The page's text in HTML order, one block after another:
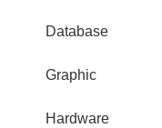
Database
Graphic
Hardware